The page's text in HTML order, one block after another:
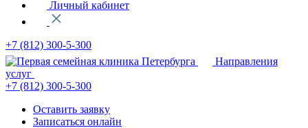
Личный кабинет
+7 (812) 300-5-300
Направления
услуг
+7 (812) 300-5-300
Оставить заявку
Записаться онлайн